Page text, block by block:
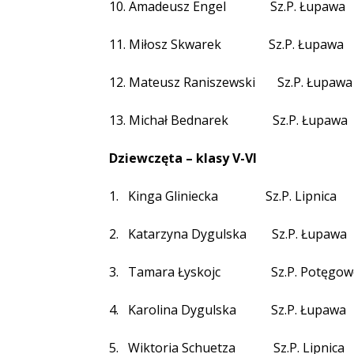
10. Amadeusz Engel Sz.P. Łupawa
11. Miłosz Skwarek Sz.P. Łupawa
12. Mateusz Raniszewski Sz.P. Łupawa
13. Michał Bednarek Sz.P. Łupawa
Dziewczęta – klasy V-VI
1. Kinga Gliniecka Sz.P. Lipnica
2. Katarzyna Dygulska Sz.P. Łupawa
3. Tamara Łyskojc Sz.P.
4. Karolina Dygulska Sz.P. Łupawa
5. Wiktoria Schuetza Sz.P. Lipnica